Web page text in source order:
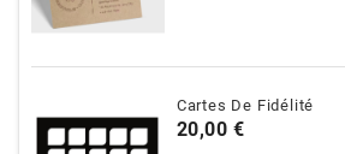
Cartes De Fidélité
20,00 €Prix